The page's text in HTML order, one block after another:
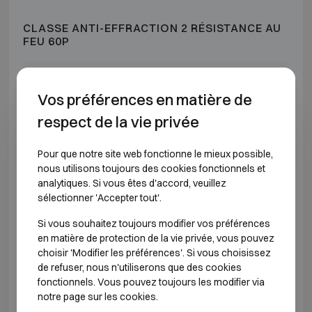
CLASSE ANTI-EFFRACTION 2 RÉSISTANCE AU
FEU 60P
II-40
II-80 H965 L560 P600
II-900 H1065 L660 P670
II-1200 H1365 L660 P670
Vos préférences en matière de
respect de la vie privée
Pour que notre site web fonctionne le mieux possible,
nous utilisons toujours des cookies fonctionnels et
analytiques. Si vous êtes d'accord, veuillez
sélectionner 'Accepter tout'.
Si vous souhaitez toujours modifier vos préférences
en matière de protection de la vie privée, vous pouvez
choisir 'Modifier les préférences'. Si vous choisissez
de refuser, nous n'utiliserons que des cookies
fonctionnels. Vous pouvez toujours les modifier via
notre page sur les cookies.